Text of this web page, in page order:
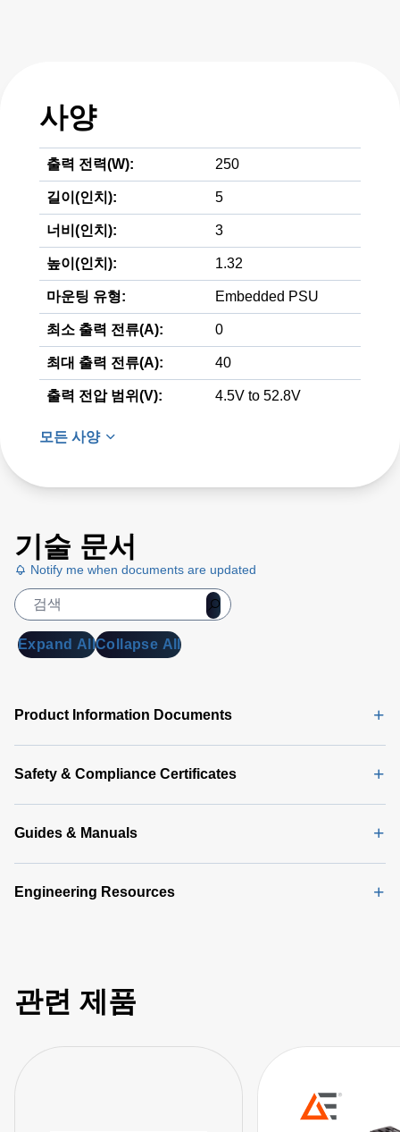
사양
출력 전력(W): 250
길이(인치): 5
너비(인치): 3
높이(인치): 1.32
마운팅 유형: Embedded PSU
최소 출력 전류(A): 0
최대 출력 전류(A): 40
출력 전압 범위(V): 4.5V to 52.8V
모든 사양
기술 문서
Notify me when documents are updated
Expand AllCollapse All
Product Information Documents
Safety & Compliance Certificates
Guides & Manuals
Engineering Resources
관련 제품